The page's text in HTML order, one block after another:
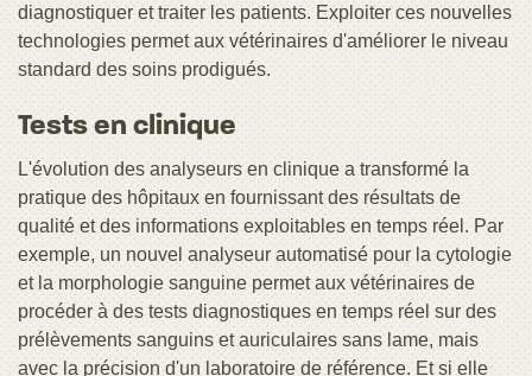
diagnostiquer et traiter les patients. Exploiter ces nouvelles
technologies permet aux vétérinaires d'améliorer le niveau
standard des soins prodigués.
Tests en clinique
L'évolution des analyseurs en clinique a transformé la
pratique des hôpitaux en fournissant des résultats de
qualité et des informations exploitables en temps réel. Par
exemple, un nouvel analyseur automatisé pour la cytologie
et la morphologie sanguine permet aux vétérinaires de
procéder à des tests diagnostiques en temps réel sur des
prélèvements sanguins et auriculaires sans lame, mais
avec la précision d'un laboratoire de référence. Et si elle